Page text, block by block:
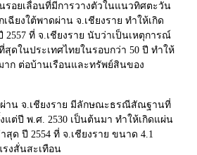
รอยเลื่อนที่มีการวางตัวในแนวทิศตะวัน
ฉียงใต้พาดผ่าน จ.เชียงราย ทำให้เกิด
ที่ จ.เชียงราย นับว่าเป็นเหตุการณ์
ดในประเทศไทยในรอบกว่า 50 ปี ทำให้
าก ต่อบ้านเรือนและทรัพย์สินของ
ผ่าน จ.เชียงราย มีลักษณะธรณีสัณฐานที่
แต่ปี พ.ศ. 2530 เป็นต้นมา ทำให้เกิดแผ่น
สุด ปี 2554 ที่ จ.เชียงราย ขนาด 4.1
รงสั่นสะเทือน